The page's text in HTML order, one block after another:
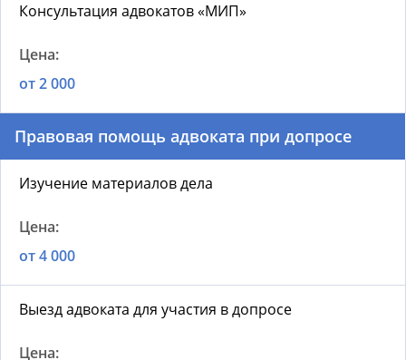
Консультация адвокатов «МИП»
от 2 000
Правовая помощь адвоката при допросе
Изучение материалов дела
от 4 000
Выезд адвоката для участия в допросе